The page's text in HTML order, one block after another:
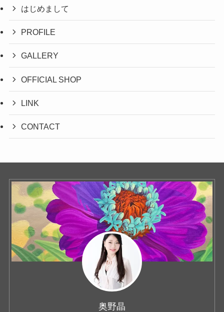
はじめまして
PROFILE
GALLERY
OFFICIAL SHOP
LINK
CONTACT
奥野晶